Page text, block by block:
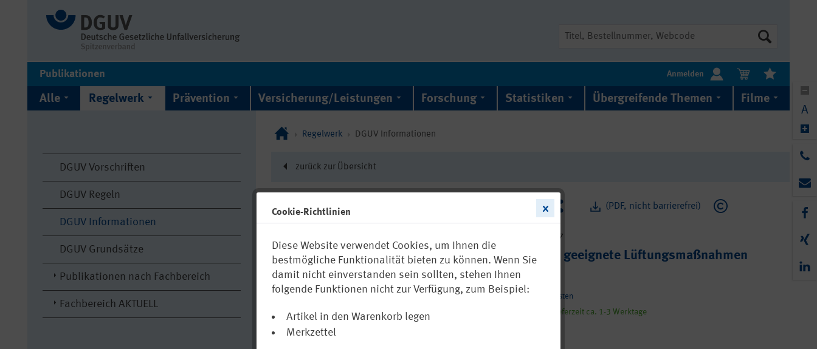
Publikationen Anmelden
Alle Regelwerk Prävention Versicherung/Leistungen Forschung Statistiken Übergreifende Themen Filme
DGUV Vorschriften
DGUV Regeln
DGUV Informationen
DGUV Grundsätze
Publikationen nach Fachbereich
Fachbereich AKTUELL
Regelwerk DGUV Informationen
zurück zur Übersicht
(PDF, nicht barrierefrei)
DGUV Information 209-077
Schweißrauche - geeignete Lüftungsmaßnahmen
3,53 €
zzgl. Versandkosten
Sofort versandfertig, Lieferzeit ca. 1-3 Werktage
A
Cookie-Richtlinien
Diese Website verwendet Cookies, um Ihnen die
bestmögliche Funktionalität bieten zu können. Wenn Sie
damit nicht einverstanden sein sollten, stehen Ihnen
folgende Funktionen nicht zur Verfügung, zum Beispiel:
Artikel in den Warenkorb legen
Merkzettel